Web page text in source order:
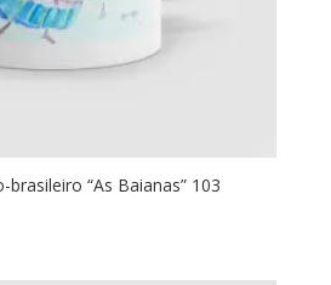
“As Baianas” 103